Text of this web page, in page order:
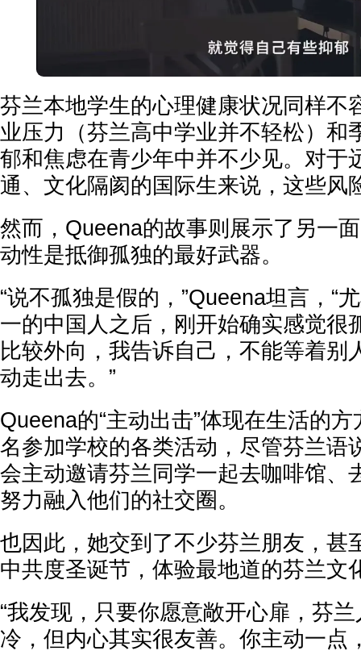
芬兰本地学生的心理健康状况同样不
业压力（芬兰高中学业并不轻松）和
郁和焦虑在青少年中并不少见。对于
通、文化隔阂的国际生来说，这些风
然而，Queena的故事则展示了另一
动性是抵御孤独的最好武器。
“说不孤独是假的，”Queena坦言，“
一的中国人之后，刚开始确实感觉很
比较外向，我告诉自己，不能等着别
动走出去。”
Queena的“主动出击”体现在生活的
名参加学校的各类活动，尽管芬兰语
会主动邀请芬兰同学一起去咖啡馆、
努力融入他们的社交圈。
也因此，她交到了不少芬兰朋友，甚
中共度圣诞节，体验最地道的芬兰文
“我发现，只要你愿意敞开心扉，芬
冷，但内心其实很友善。你主动一点